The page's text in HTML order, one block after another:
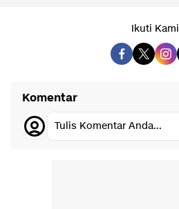
Ikuti Kami
Komentar
Tulis Komentar Anda...